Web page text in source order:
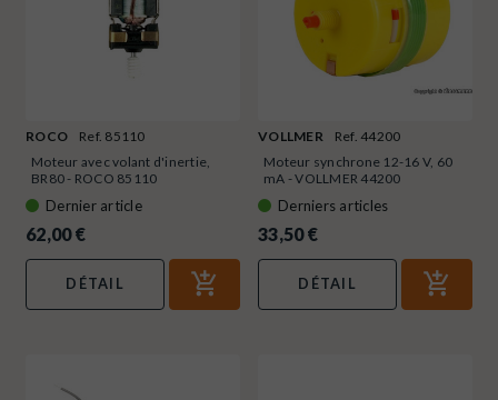
ROCO
Ref. 85110
Moteur avec volant d'inertie,
BR80 - ROCO 85110
Dernier article
62,00 €
DÉTAIL
VOLLMER
Ref. 44200
Moteur synchrone 12-16 V, 60
mA - VOLLMER 44200
Derniers articles
33,50 €
DÉTAIL